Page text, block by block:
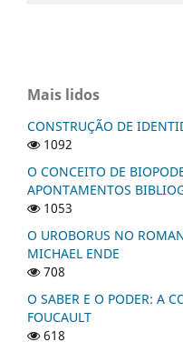
Mais lidos
CONSTRUÇÃO DE
1092
O CONCEITO DE
APONTAMENTOS
1053
O UROBORUS NO
MICHAEL ENDE
708
O SABER E O PODER: A
FOUCAULT
618